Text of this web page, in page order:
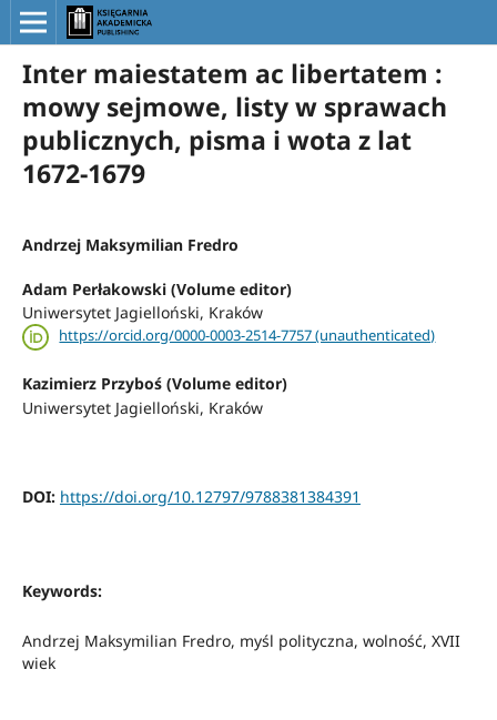
Inter maiestatem ac libertatem :
mowy sejmowe, listy w sprawach
publicznych, pisma i wota z lat
1672-1679
Andrzej Maksymilian Fredro
Adam Perłakowski (Volume editor)
Uniwersytet Jagielloński, Kraków
https://orcid.org/0000-0003-2514-7757 (unauthenticated)
Kazimierz Przyboś (Volume editor)
Uniwersytet Jagielloński, Kraków
DOI: https://doi.org/10.12797/9788381384391
Keywords:
Andrzej Maksymilian Fredro, myśl polityczna, wolność, XVII
wiek